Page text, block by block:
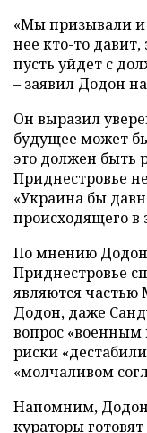
«Мы призывали и
нее кто-то
пусть уйдет с
– заявил Додон
Он выразил
будущее может
это должен быть
Приднестровье
«Украина бы
происходящего в
По мнению
Приднестровье
являются частью
Додон, даже
вопрос
риски
«молчаливом
Напомним, Додон
кураторыготовят